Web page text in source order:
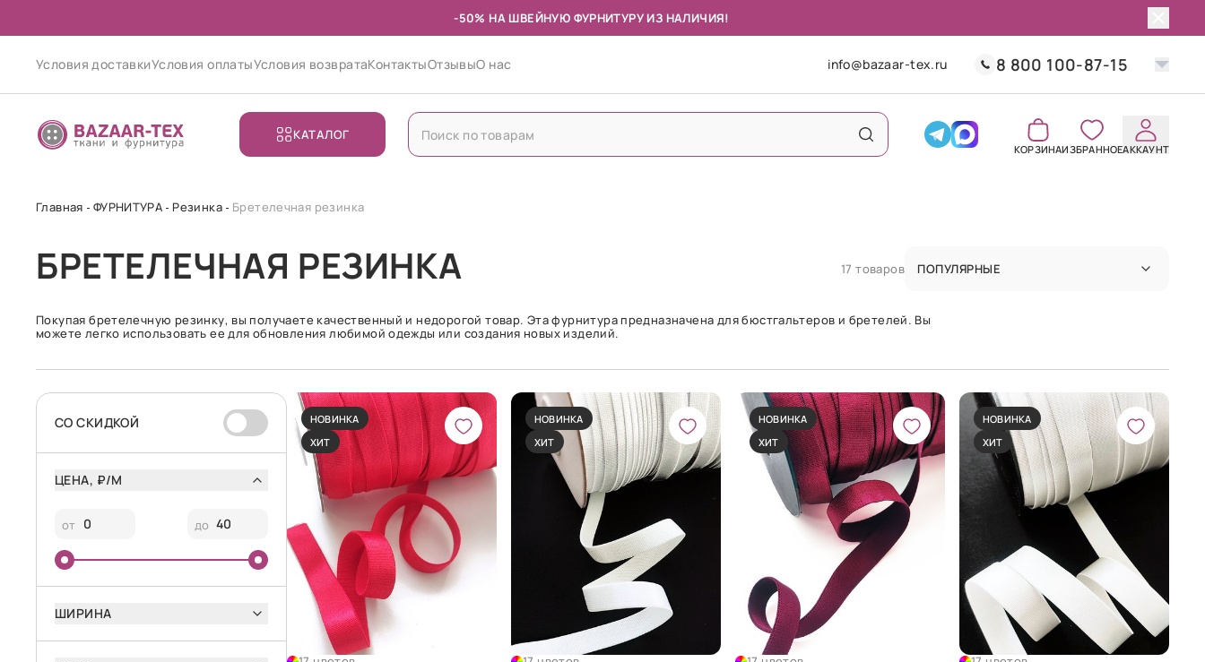
-50% НА ШВЕЙНУЮ ФУРНИТУРУ ИЗ НАЛИЧИЯ!
Условия доставкиУсловия оплатыУсловия возвратаКонтактыОтзывыО нас info@bazaar-tex.ru 8 800 100-87-15
КАТАЛОГ
КОРЗИНАИЗБРАННОЕАККАУНТ
Главная ФУРНИТУРА Резинка Бретелечная резинка
БРЕТЕЛЕЧНАЯ РЕЗИНКА 17 товаров ПОПУЛЯРНЫЕ
Покупая бретелечную резинку, вы получаете качественный и недорогой товар. Эта фурнитура предназначена для бюстгальтеров и бретелей. Вы
можете легко использовать ее для обновления любимой одежды или создания новых изделий.
CО СКИДКОЙ
ЦЕНА, ₽/М
от до
ШИРИНА
НОВИНКА
ХИТ
НОВИНКА
ХИТ
НОВИНКА
ХИТ
НОВИНКА
ХИТ